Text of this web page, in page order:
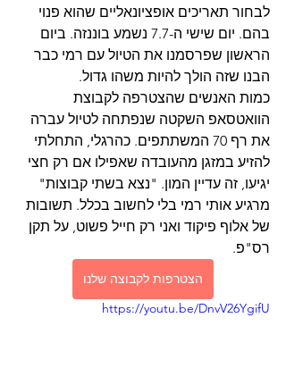
לבחור תאריכים אופציונאליים שהוא פנוי
בהם. יום שישי ה-7.7 נשמע בוננזה. ביום
הראשון שפרסמנו את הטיול עם רמי כבר
הבנו שזה הולך להיות משהו גדול.
כמות האנשים שהצטרפה לקבוצת
הוואטסאפ השקטה שנפתחה לטיול עברה
את רף 70 המשתתפים. כהרגלי, התחלתי
להזיע במזגן מהעובדה שאפילו אם רק חצי
יגיעו, זה עדיין המון. "נצא בשתי קבוצות"
מרגיע אותי רמי בלי לחשוב בכלל. תשובות
של אלוף פיקוד ואני רק חייל פשוט, על תקן
רס"פ.
הצטרפות לקבוצה שלנו
https://youtu.be/DnvV26YgifU